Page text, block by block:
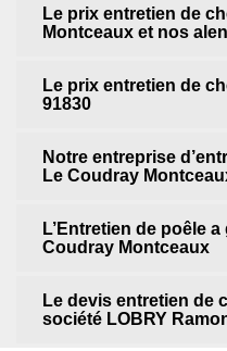
Le prix entretien de
Montceaux et nos
Le prix entretien de
91830
Notre entreprise
Le Coudray
L’Entretien de poêle
Coudray Montceaux
Le devis entretien de
société LOBRY